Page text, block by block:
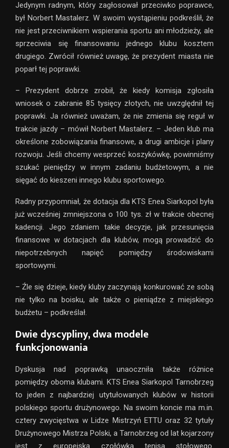
Jedynym radnym, który zagłosował przeciwko poprawce,
był Norbert Mastalerz. W swoim wystąpieniu podkreślił, że
nie jest przeciwnikiem wspierania sportu ani młodzieży, ale
sprzeciwia się finansowaniu jednego klubu kosztem
drugiego. Zwrócił również uwagę, że prezydent miasta nie
poparł tej poprawki.
– Prezydent dobrze zrobił, że kiedy komisja zgłosiła
wniosek o zabranie 85 tysięcy złotych, nie uwzględnił tej
poprawki. Ja również uważam, że nie zmienia się reguł w
trakcie jazdy – mówił Norbert Mastalerz. – Jeden klub ma
określone zobowiązania finansowe, a drugi ambicje i plany
rozwoju. Jeśli chcemy wesprzeć koszykówkę, powinniśmy
szukać pieniędzy w innym zadaniu budżetowym, a nie
sięgać do kieszeni innego klubu sportowego.
Radny przypomniał, że dotacja dla KTS Enea Siarkopol była
już wcześniej zmniejszona o 100 tys. zł w trakcie obecnej
kadencji. Jego zdaniem takie decyzje, jak przesunięcia
finansowe w dotacjach dla klubów, mogą prowadzić do
niepotrzebnych napięć pomiędzy środowiskami
sportowymi.
– Źle się dzieje, kiedy kluby zaczynają konkurować ze sobą
nie tylko na boisku, ale także o pieniądze z miejskiego
budżetu – podkreślał.
Dwie dyscypliny, dwa modele
funkcjonowania
Dyskusja nad poprawką unaoczniła także różnice
pomiędzy oboma klubami. KTS Enea Siarkopol Tarnobrzeg
to jeden z najbardziej utytułowanych klubów w historii
polskiego sportu drużynowego. Na swoim koncie ma m.in.
cztery zwycięstwa w Lidze Mistrzyń ETTU oraz 32 tytuły
Drużynowego Mistrza Polski, a Tarnobrzeg od lat kojarzony
jest z europejską czołówką tenisa stołowego.